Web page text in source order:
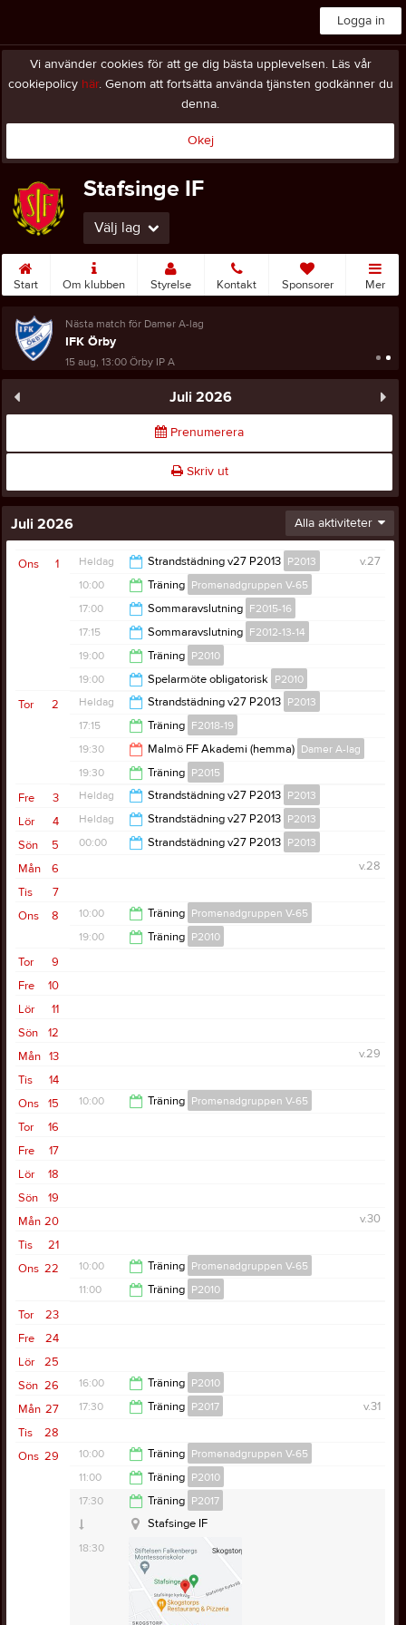
Logga in
Vi använder cookies för att ge dig bästa upplevelsen. Läs vår
cookiepolicy här. Genom att fortsätta använda tjänsten godkänner du
denna.
Okej
Stafsinge IF
Välj lag
Start Om klubben Styrelse Kontakt Sponsorer Mer
Nästa match för Damer A-lag
IFK Örby
15 aug, 13:00Örby IP A
Juli 2026
Prenumerera
Skriv ut
Juli 2026 Alla aktiviteter
1
Ons v.27
Heldag Strandstädning v27 P2013 P2013
10:00
Träning Promenadgruppen V-65
11:30
17:00 Sommaravslutning F2015-16
18:30
17:15 Sommaravslutning F2012-13-14
18:30
19:00 Träning P2010
20:30
19:00 Spelarmöte obligatorisk P2010
20:00
2
Tor Heldag Strandstädning v27 P2013 P2013
17:15
Träning F2018-19
18:15
19:30 Malmö FF Akademi (hemma) Damer A-lag
21:30
19:30 Träning P2015
21:30
3
Fre Heldag Strandstädning v27 P2013 P2013
4
Lör Heldag Strandstädning v27 P2013 P2013
5
Sön 00:00 Strandstädning v27 P2013 P2013
6
Mån
v.28
7
Tis
8
Ons 10:00 Träning Promenadgruppen V-65
19:00 Träning P2010
9
Tor
10
Fre
11
Lör
12
Sön
13
Mån
v.29
14
Tis
15
Ons 10:00 Träning Promenadgruppen V-65
16
Tor
17
Fre
18
Lör
19
Sön
20
Mån
v.30
21
Tis
22
Ons 10:00 Träning Promenadgruppen V-65
11:00 Träning P2010
23
Tor
24
Fre
25
Lör
26
Sön 16:00 Träning P2010
27
Mån v.31
17:30 Träning P2017
18:30
28
Tis
29
Ons 10:00 Träning Promenadgruppen V-65
11:30
Klubblokal, Stafsinge Bygdegård
11:00 Träning P2010
12:30
Stafsinge IP
17:30 Träning P2017
18:30
Stafsinge IF